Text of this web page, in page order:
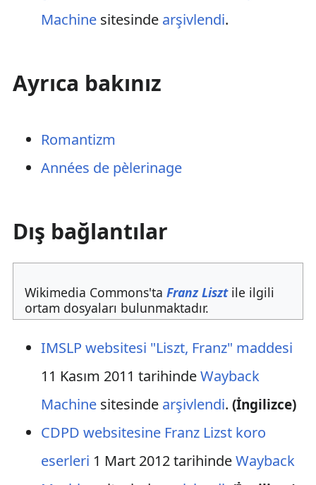
Machinesitesinde arşivlendi.
Ayrıca bakınız
Romantizm
Années de pèlerinage
Dış bağlantılar
Wikimedia Commons'ta Franz Lisztile ilgili
ortam dosyaları bulunmaktadır.
IMSLP websitesi "Liszt, Franz" maddesi
11 Kasım 2011 tarihindeWayback
Machinesitesinde arşivlendi. (İngilizce)
CDPD websitesine Franz Lizst koro
eserleri 1 Mart 2012 tarihindeWayback